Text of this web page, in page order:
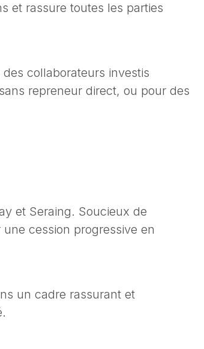
et rassure toutes les parties
collaborateurs investis
repreneur direct, ou pour des
et Seraing. Soucieux de
cession progressive en
un cadre rassurant et